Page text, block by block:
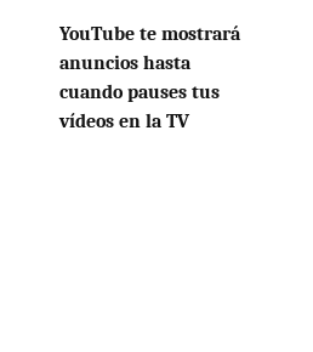
YouTube te mostrará
anuncios hasta
cuando pauses tus
vídeos en la TV